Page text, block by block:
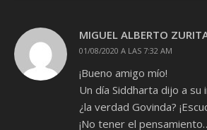
MIGUEL ALBERTO
01/08/2020 A LAS 7:32 AM
¡Bueno amigo mío!
Un día Siddharta dijo a su
¿la verdad Govinda?
¡No tener el